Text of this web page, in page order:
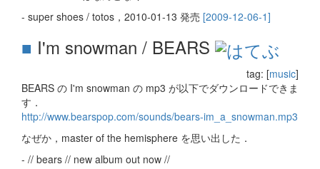
- super shoes / totos，2010-01-13 発売 [2009-12-06-1]
■ I'm snowman / BEARS
tag: [music]
BEARS の I'm snowman の mp3 が以下でダウンロードできま
す．
http://www.bearspop.com/sounds/bears-im_a_snowman.mp3
なぜか，master of the hemisphere を思い出した．
- // bears // new album out now //